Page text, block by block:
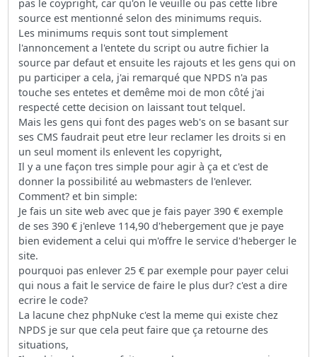
pas le coypright, car qu'on le veuille ou pas cette libre
source est mentionné selon des minimums requis.
Les minimums requis sont tout simplement
l'annoncement a l'entete du script ou autre fichier la
source par defaut et ensuite les rajouts et les gens qui on
pu participer a cela, j'ai remarqué que NPDS n'a pas
touche ses entetes et demême moi de mon côté j'ai
respecté cette decision on laissant tout telquel.
Mais les gens qui font des pages web's on se basant sur
ses CMS faudrait peut etre leur reclamer les droits si en
un seul moment ils enlevent les copyright,
Il y a une façon tres simple pour agir à ça et c'est de
donner la possibilité au webmasters de l'enlever.
Comment? et bin simple:
Je fais un site web avec que je fais payer 390 € exemple
de ses 390 € j'enleve 114,90 d'hebergement que je paye
bien evidement a celui qui m'offre le service d'heberger le
site.
pourquoi pas enlever 25 € par exemple pour payer celui
qui nous a fait le service de faire le plus dur? c'est a dire
ecrire le code?
La lacune chez phpNuke c'est la meme qui existe chez
NPDS je sur que cela peut faire que ça retourne des
situations,